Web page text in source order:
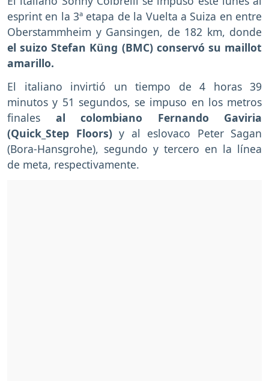
esprint en la 3ª etapa de la Vuelta a Suiza en entre
Oberstammheim y Gansingen, de 182 km, donde
el suizo Stefan Küng (BMC) conservó su maillot
amarillo.
El italiano invirtió un tiempo de 4 horas 39
minutos y 51 segundos, se impuso en los metros
finales al colombiano Fernando Gaviria
(Quick_Step Floors)y al eslovaco Peter Sagan
(Bora-Hansgrohe), segundo y tercero en la línea
de meta, respectivamente.